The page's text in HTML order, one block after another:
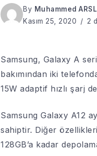
By Muhammed
Kasım 25, 2020
2
Samsung, Galaxy A
bakımından iki
15W adaptif hızlı şarj
Samsung Galaxy A12
sahiptir. Diğer
128GB’a kadar